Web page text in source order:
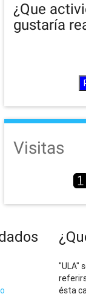
¿Que
gustaría
Visitas
"ULA"
ésta